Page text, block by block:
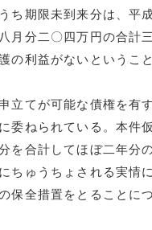
ち期限未到来分は、平
月分二〇四万円の合計三
の利益がないということ
立てが可能な債権を有す
委ねられている。本件仮
を合計してほぼ二年分
ちゅうちょされる実情に
保全措置をとることにつ